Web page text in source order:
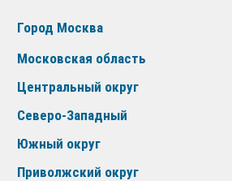
Город Москва
Московская область
Центральный округ
Северо-Западный
Южный округ
Приволжский округ